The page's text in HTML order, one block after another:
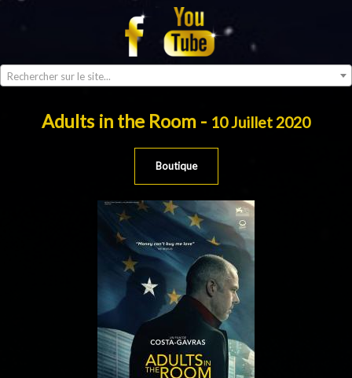
Rechercher sur le site...
Adults in the Room - 10 Juillet 2020
Boutique